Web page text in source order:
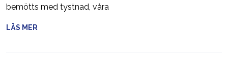
bemötts med tystnad, våra
LÄS MER